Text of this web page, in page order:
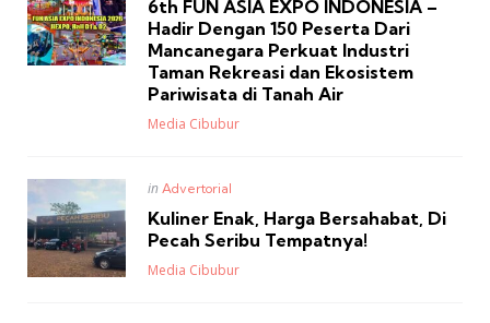
6th FUN ASIA EXPO INDONESIA –
Hadir Dengan 150 Peserta Dari
Mancanegara Perkuat Industri
Taman Rekreasi dan Ekosistem
Pariwisata di Tanah Air
Posted
Media Cibubur
Posted
in Advertorial
Kuliner Enak, Harga Bersahabat, Di
Pecah Seribu Tempatnya!
Posted
Media Cibubur